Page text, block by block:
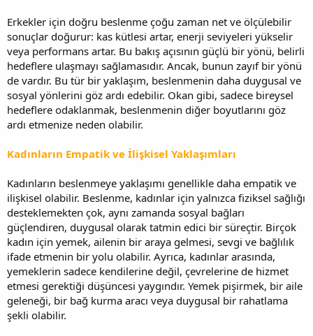
Erkekler için doğru beslenme çoğu zaman net ve ölçülebilir
sonuçlar doğurur: kas kütlesi artar, enerji seviyeleri yükselir
veya performans artar. Bu bakış açısının güçlü bir yönü, belirli
hedeflere ulaşmayı sağlamasıdır. Ancak, bunun zayıf bir yönü
de vardır. Bu tür bir yaklaşım, beslenmenin daha duygusal ve
sosyal yönlerini göz ardı edebilir. Okan gibi, sadece bireysel
hedeflere odaklanmak, beslenmenin diğer boyutlarını göz
ardı etmenize neden olabilir.
Kadınların Empatik ve İlişkisel Yaklaşımları
Kadınların beslenmeye yaklaşımı genellikle daha empatik ve
ilişkisel olabilir. Beslenme, kadınlar için yalnızca fiziksel sağlığı
desteklemekten çok, aynı zamanda sosyal bağları
güçlendiren, duygusal olarak tatmin edici bir süreçtir. Birçok
kadın için yemek, ailenin bir araya gelmesi, sevgi ve bağlılık
ifade etmenin bir yolu olabilir. Ayrıca, kadınlar arasında,
yemeklerin sadece kendilerine değil, çevrelerine de hizmet
etmesi gerektiği düşüncesi yaygındır. Yemek pişirmek, bir aile
geleneği, bir bağ kurma aracı veya duygusal bir rahatlama
şekli olabilir.